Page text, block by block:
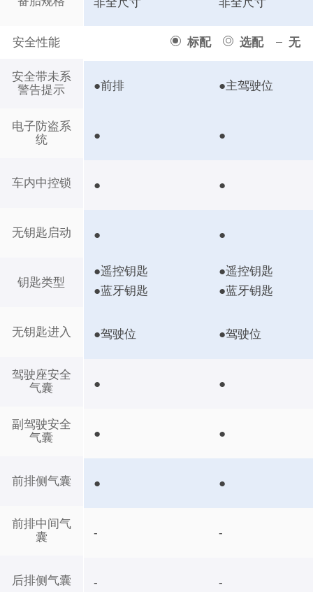
安全性能 标配 选配 无
安全带未系
警告提示
电子防盗系
统
车内中控锁
无钥匙启动
钥匙类型
无钥匙进入
驾驶座安全
气囊
副驾驶安全
气囊
前排侧气囊
前排中间气
囊
后排侧气囊
●前排 ●主驾驶位
● ●
● ●
● ●
●遥控钥匙
●蓝牙钥匙
●遥控钥匙
●蓝牙钥匙
●驾驶位 ●驾驶位
● ●
● ●
● ●
- -
- -